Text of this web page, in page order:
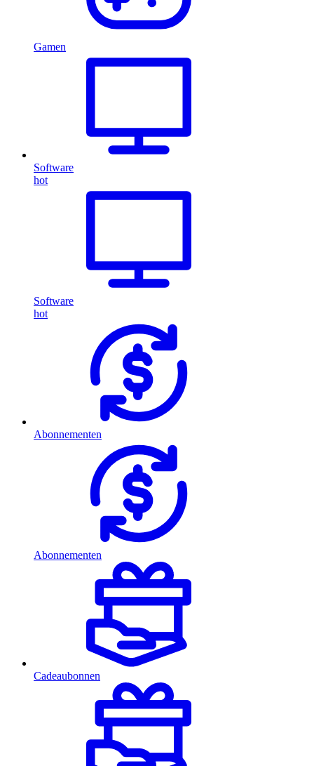
Gamen
Software
hot
Software
hot
Abonnementen
Abonnementen
Cadeaubonnen